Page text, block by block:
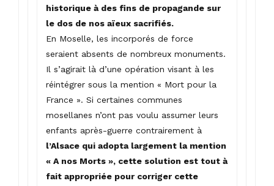
historique à des fins de propagande sur
le dos de nos aïeux sacrifiés.
En Moselle, les incorporés de force
seraient absents de nombreux monuments.
Il s’agirait là d’une opération visant à les
réintégrer sous la mention « Mort pour la
France ». Si certaines communes
mosellanes n’ont pas voulu assumer leurs
enfants après-guerre contrairement à
l’Alsace qui adopta largement la mention
« A nos Morts », cette solution est tout à
fait appropriée pour corriger cette